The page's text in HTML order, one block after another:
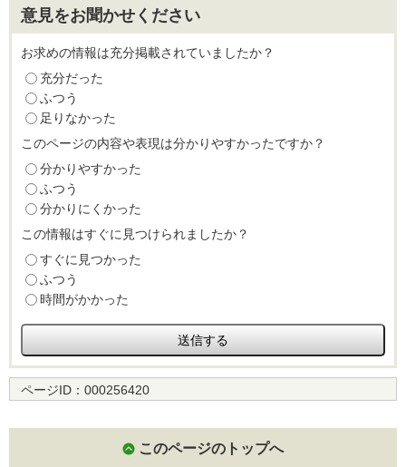
意見をお聞かせください
お求めの情報は充分掲載されていましたか？
充分だった
ふつう
足りなかった
このページの内容や表現は分かりやすかったですか？
分かりやすかった
ふつう
分かりにくかった
この情報はすぐに見つけられましたか？
すぐに見つかった
ふつう
時間がかかった
ページID： 000256420
このページのトップへ